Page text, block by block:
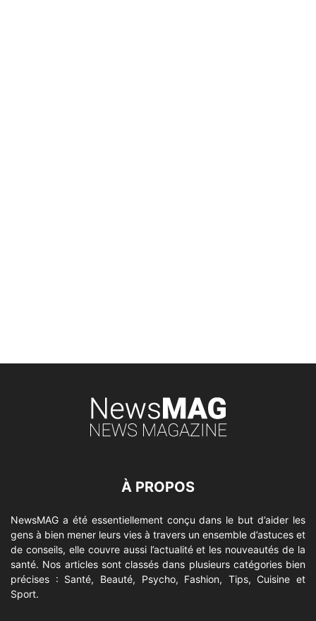
À PROPOS
NewsMAG a été essentiellement conçu dans le but d’aider les
gens à bien mener leurs vies à travers un ensemble d’astuces et
de conseils, elle couvre aussi l’actualité et les nouveautés de la
santé. Nos articles sont classés dans plusieurs catégories bien
précises : Santé, Beauté, Psycho, Fashion, Tips, Cuisine et
Sport.